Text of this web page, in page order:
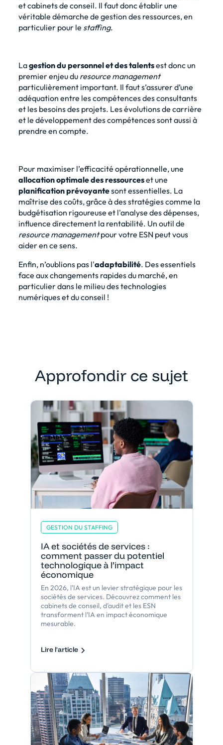
et cabinets de conseil. Il faut donc établir une
véritable démarche de gestion des ressources, en
particulier pour le staffing.
Lagestion du personnel et des talentsest donc un
premier enjeu du resource management
particulièrement important. Il faut s’assurer d’une
adéquation entre les compétences des consultants
et les besoins des projets. Les évolutions de carrière
et le développement des compétences sont aussi à
prendre en compte.
Pour maximiser l’efficacité opérationnelle, une
allocation optimale des ressourceset une
planification prévoyantesont essentielles. La
maîtrise des coûts, grâce à des stratégies comme la
budgétisation rigoureuse et l'analyse des dépenses,
influence directement la rentabilité. Un outil de
resource managementpour votre ESN peut vous
aider en ce sens.
Enfin, n’oublions pas l'adaptabilité. Des essentiels
face aux changements rapides du marché, en
particulier dans le milieu des technologies
numériques et du conseil !
Approfondir ce sujet
GESTION DU STAFFING
IA et sociétés de services :
comment passer du potentiel
technologique à l’impact
économique
En 2026, l’IA est un levier stratégique pour les
sociétés de services. Découvrez comment les
cabinets de conseil, d’audit et les ESN
transforment l’IA en impact économique
mesurable.
Lire l'article